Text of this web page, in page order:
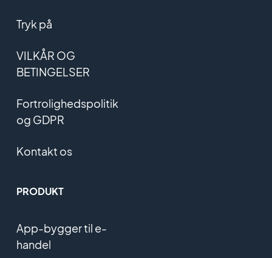
Tryk på
VILKÅR OG
BETINGELSER
Fortrolighedspolitik
og GDPR
Kontakt os
PRODUKT
App-bygger til e-
handel